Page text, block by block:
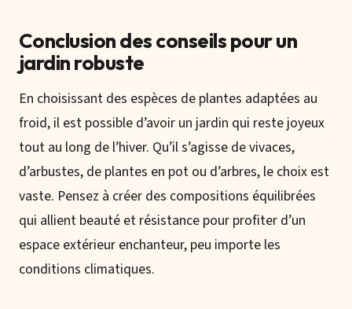
Conclusion des conseils pour un
jardin robuste
En choisissant des espèces de plantes adaptées au
froid, il est possible d’avoir un jardin qui reste joyeux
tout au long de l’hiver. Qu’il s’agisse de vivaces,
d’arbustes, de plantes en pot ou d’arbres, le choix est
vaste. Pensez à créer des compositions équilibrées
qui allient beauté et résistance pour profiter d’un
espace extérieur enchanteur, peu importe les
conditions climatiques.